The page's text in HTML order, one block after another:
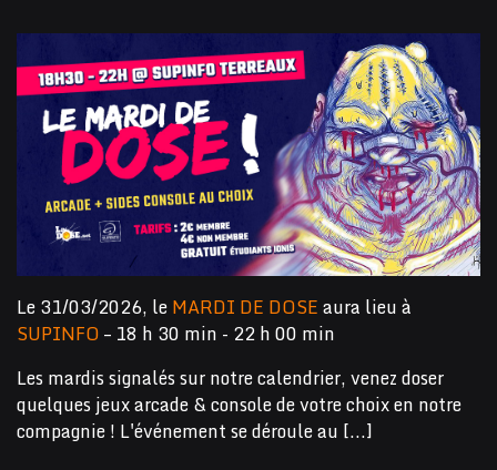
Le 31/03/2026, leMARDI DE DOSEaura lieu à
SUPINFO– 18 h 30 min - 22 h 00 min
Les mardis signalés sur notre calendrier, venez doser
quelques jeux arcade & console de votre choix en notre
compagnie ! L'événement se déroule au [...]